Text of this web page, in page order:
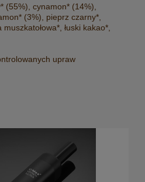
(55%), cynamon* (14%),
(3%), pieprz czarny*,
muszkatołowa*, łuski kakao*,
upraw